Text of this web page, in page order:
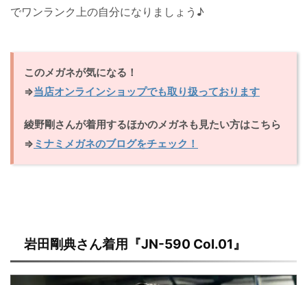
でワンランク上の自分になりましょう♪
このメガネが気になる！
⇒当店オンラインショップでも取り扱っております
綾野剛さんが着用するほかのメガネも見たい方はこちら
⇒ ミナミメガネのブログをチェック！
岩田剛典さん着用『JN-590 Col.01』